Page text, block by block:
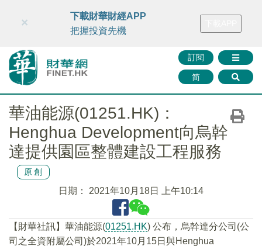
財華智庫網 FINTV FINMETA 財華證券 媒體矩陣
訂閱
简
×
下載財華財經APP
把握投資先機
華油能源(01251.HK)：
Henghua Development向烏幹
達提供園區整體建設工程服務
原創
日期： 2021年10月18日 上午10:14
【財華社訊】華油能源(01251.HK) 公布，烏幹達分公司(公
司之全資附屬公司)於2021年10月15日與Henghua